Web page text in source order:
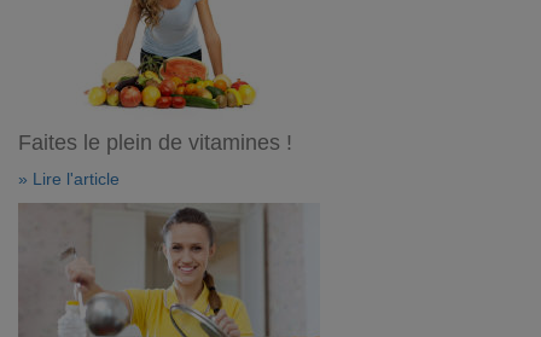
Faites le plein de vitamines !
» Lire l'article